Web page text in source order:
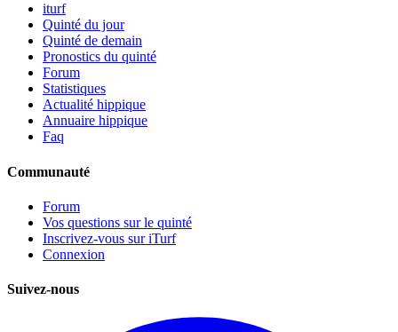
iturf
Quinté du jour
Quinté de demain
Pronostics du quinté
Forum
Statistiques
Actualité hippique
Annuaire hippique
Faq
Communauté
Forum
Vos questions sur le quinté
Inscrivez-vous sur iTurf
Connexion
Suivez-nous